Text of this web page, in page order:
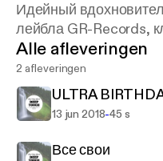
Идейный
лейбла GR-Records,
Alle afleveringen
2 afleveringen
ULTRA
13 jun 2018-45 s
Все свои